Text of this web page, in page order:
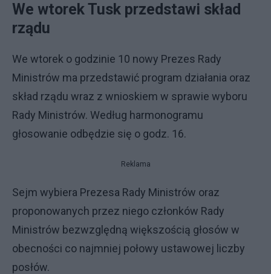
We wtorek Tusk przedstawi skład
rządu
We wtorek o godzinie 10 nowy Prezes Rady
Ministrów ma przedstawić program działania oraz
skład rządu wraz z wnioskiem w sprawie wyboru
Rady Ministrów. Według harmonogramu
głosowanie odbędzie się o godz. 16.
Reklama
Sejm wybiera Prezesa Rady Ministrów oraz
proponowanych przez niego członków Rady
Ministrów bezwzględną większością głosów w
obecności co najmniej połowy ustawowej liczby
posłów.